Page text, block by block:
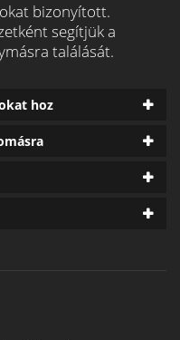
bizonyított.
segítjük a
találását.
hoz